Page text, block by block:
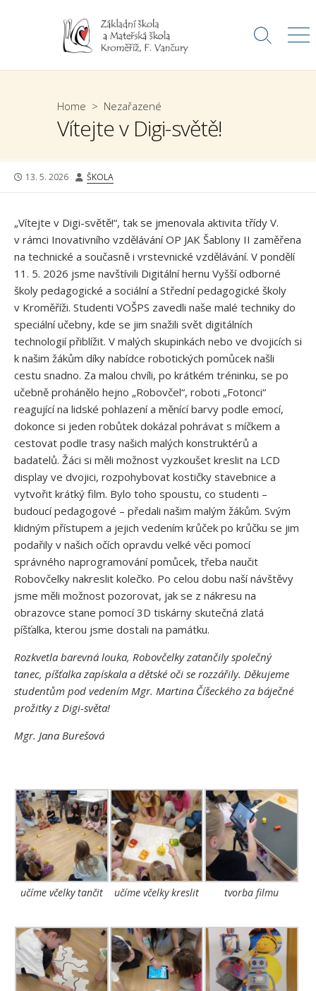
Search
Home > Nezařazené
Vítejte v Digi-světě!
PUBLISHED
13. 5. 2026 AUTHOR
ŠKOLA
„Vítejte v Digi-světě!“, tak se jmenovala aktivita třídy V.
v rámci Inovativního vzdělávání OP JAK Šablony II zaměřena
na technické a současně i vrstevnické vzdělávání. V pondělí
11. 5. 2026 jsme navštívili Digitální hernu Vyšší odborné
školy pedagogické a sociální a Střední pedagogické školy
v Kroměříži. Studenti VOŠPS zavedli naše malé techniky do
speciální učebny, kde se jim snažili svět digitálních
technologií přiblížit. V malých skupinkách nebo ve dvojicích si
k našim žákům díky nabídce robotických pomůcek našli
cestu snadno. Za malou chvíli, po krátkém tréninku, se po
učebně prohánělo hejno „Robovčel“, roboti „Fotonci“
reagující na lidské pohlazení a měnící barvy podle emocí,
dokonce si jeden robůtek dokázal pohrávat s míčkem a
cestovat podle trasy našich malých konstruktérů a
badatelů. Žáci si měli možnost vyzkoušet kreslit na LCD
display ve dvojici, rozpohybovat kostičky stavebnice a
vytvořit krátký film. Bylo toho spoustu, co studenti –
budoucí pedagogové – předali našim malým žákům. Svým
klidným přístupem a jejich vedením krůček po krůčku se jim
podařily v našich očích opravdu velké věci pomocí
správného naprogramování pomůcek, třeba naučit
Robovčelky nakreslit kolečko. Po celou dobu naší návštěvy
jsme měli možnost pozorovat, jak se z nákresu na
obrazovce stane pomocí 3D tiskárny skutečná zlatá
píšťalka, kterou jsme dostali na památku.
Rozkvetla barevná louka, Robovčelky zatančily společný
tanec, píšťalka zapískala a dětské oči se rozzářily. Děkujeme
studentům pod vedením Mgr. Martina Číšeckého za báječné
prožitky z Digi-světa!
Mgr. Jana Burešová
učíme včelky tančit učíme včelky kreslit tvorba filmu